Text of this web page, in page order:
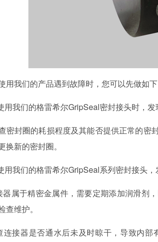
用我们的产品遇到故障时，您可以先做如
用我们的格雷希尔GripSeal密封接头时，发
密封圈的耗损程度及其能否提供正常的密
换新的密封圈。
用我们的格雷希尔GripSeal系列密封接头，
器属于精密金属件，需要定期添加润滑剂
查维护。
连接器是否通水后未及时晾干，导致内